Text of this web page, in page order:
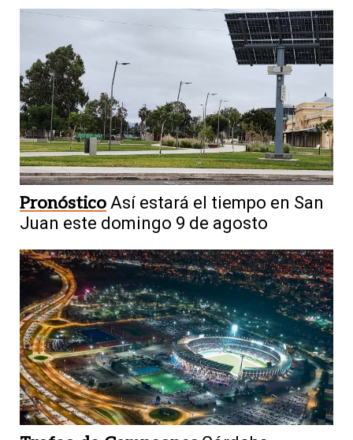
Pronóstico Así estará el tiempo en San
Juan este domingo 9 de agosto